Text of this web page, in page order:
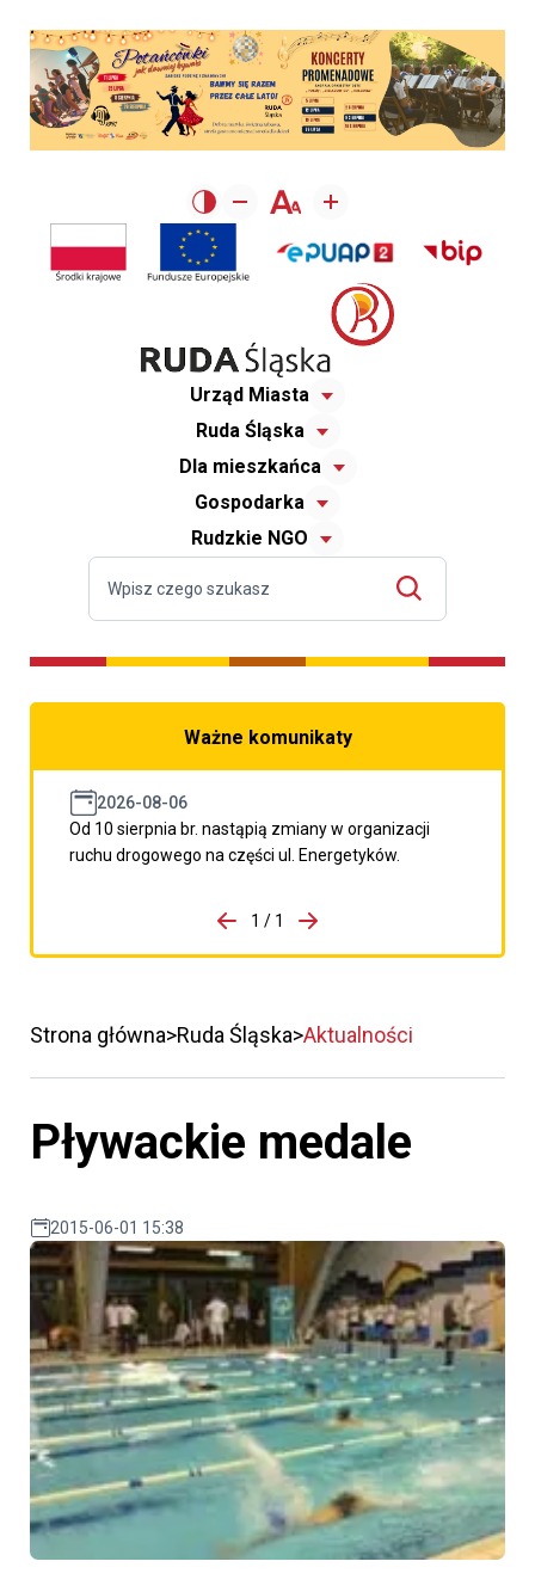
Urząd Miasta
Ruda Śląska
Dla mieszkańca
Gospodarka
Rudzkie NGO
Ważne komunikaty
2026-08-06
Od 10 sierpnia br. nastąpią zmiany w organizacji
ruchu drogowego na części ul. Energetyków.
porzpedniego komunikatu
1 / 1
Przejdź do następnego
Strona główna Ruda Śląska Aktualności
Pływackie medale
2015-06-01 15:38